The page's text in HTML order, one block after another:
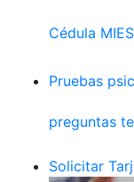
Cédula
Pruebas
preguntas
Solicitar